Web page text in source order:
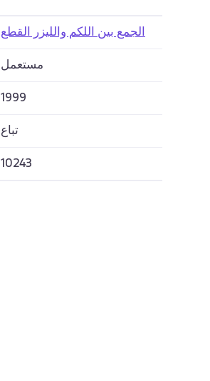
تباع
الجمع بين اللكم والليزر القطع
مستعمل
1999
تباع
10243